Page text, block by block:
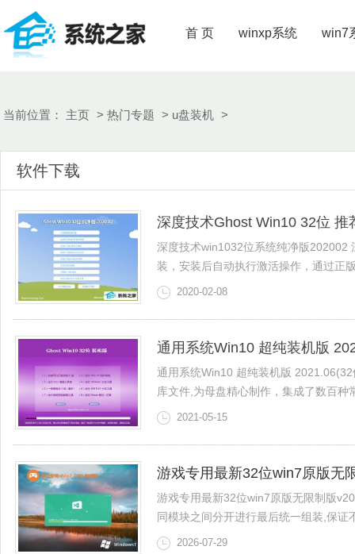
首 页 winxp系统 win7
当前位置： 主页 > 热门专题 > u盘装机 >
软件下载
深度技术Ghost Win10 32位 推
深度技术win1032位系统纯净版202002
装，安装后自动执行激活操作，通过正
2020-02-08
通用系统Win10 超纯装机版
通用系统Win10 超纯装机版
库文件,为母盘精心制作，集成了数百种
2021-05-15
游戏专用最新32位win7原版无
游戏专用最新32位win7原版无限制版
同模块之间分开进行最后统一组装,保证
2026-07-29